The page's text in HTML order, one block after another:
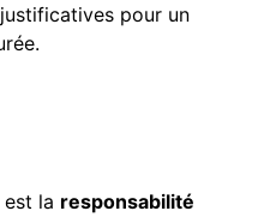
pour un
la responsabilité